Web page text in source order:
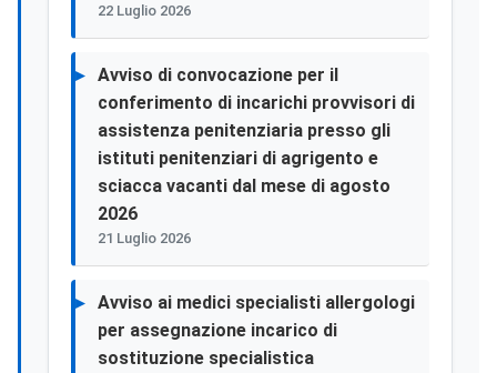
22 Luglio 2026
Avviso di convocazione per il
conferimento di incarichi provvisori di
assistenza penitenziaria presso gli
istituti penitenziari di agrigento e
sciacca vacanti dal mese di agosto
2026
21 Luglio 2026
Avviso ai medici specialisti allergologi
per assegnazione incarico di
sostituzione specialistica